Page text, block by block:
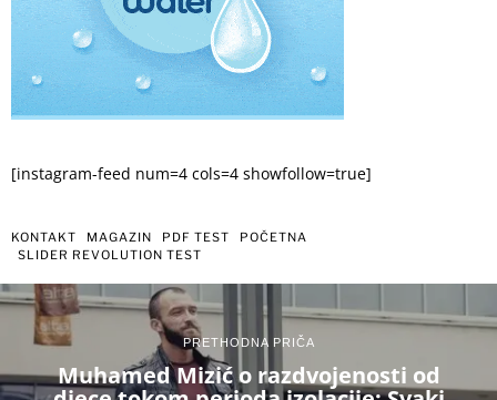
[instagram-feed num=4 cols=4 showfollow=true]
KONTAKT MAGAZIN PDF TEST
POČETNA
SLIDER REVOLUTION TEST
PRETHODNA PRIČA
Muhamed Mizić o razdvojenosti od